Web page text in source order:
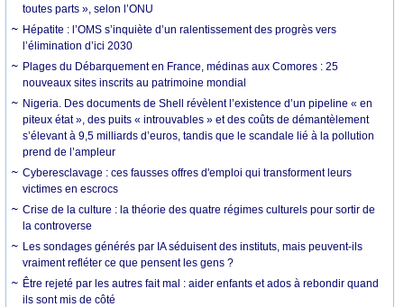
toutes parts », selon l’ONU
Hépatite : l’OMS s’inquiète d’un ralentissement des progrès vers
l’élimination d’ici 2030
Plages du Débarquement en France, médinas aux Comores : 25
nouveaux sites inscrits au patrimoine mondial
Nigeria. Des documents de Shell révèlent l’existence d’un pipeline « en
piteux état », des puits « introuvables » et des coûts de démantèlement
s’élevant à 9,5 milliards d’euros, tandis que le scandale lié à la pollution
prend de l’ampleur
Cyberesclavage : ces fausses offres d'emploi qui transforment leurs
victimes en escrocs
Crise de la culture : la théorie des quatre régimes culturels pour sortir de
la controverse
Les sondages générés par IA séduisent des instituts, mais peuvent-ils
vraiment refléter ce que pensent les gens ?
Être rejeté par les autres fait mal : aider enfants et ados à rebondir quand
ils sont mis de côté